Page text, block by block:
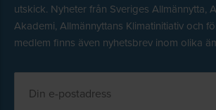
utskick. Nyheter från Sveriges Allmännytta,
Akademi, Allmännyttans Klimatinitiativ och
medlem finns även nyhetsbrev inom olika